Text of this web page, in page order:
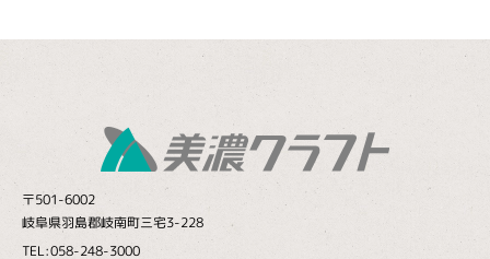
〒501-6002
岐阜県羽島郡岐南町三宅3-228
TEL:058-248-3000